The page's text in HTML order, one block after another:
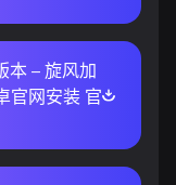
本 – 旋风加
官网安装 官